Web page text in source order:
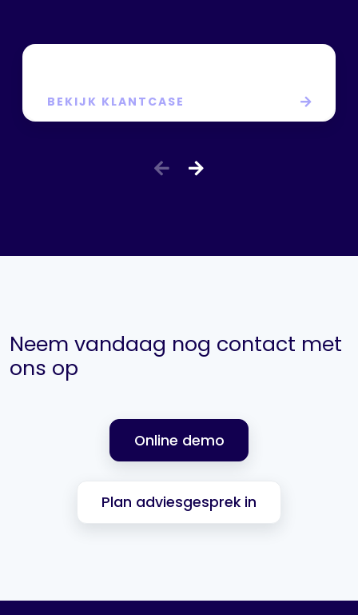
BEKIJK KLANTCASE
Neem vandaag nog contact met
ons op
Online demo
Plan adviesgesprek in